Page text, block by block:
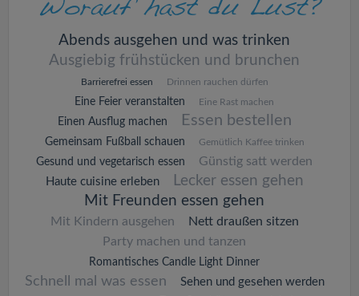
Abends ausgehen und was trinken
Ausgiebig frühstücken und brunchen
Barrierefrei essen Drinnen rauchen dürfen
Eine Feier veranstalten Eine Rast machen
Einen Ausflug machen Essen bestellen
Gemeinsam Fußball schauen Gemütlich Kaffee trinken
Gesund und vegetarisch essen Günstig satt werden
Haute cuisine erleben
Lecker essen gehen
Mit Freunden essen gehen
Mit Kindern ausgehen
Nett draußen sitzen
Party machen und tanzen
Romantisches Candle Light Dinner
Schnell mal was essen Sehen und gesehen werden